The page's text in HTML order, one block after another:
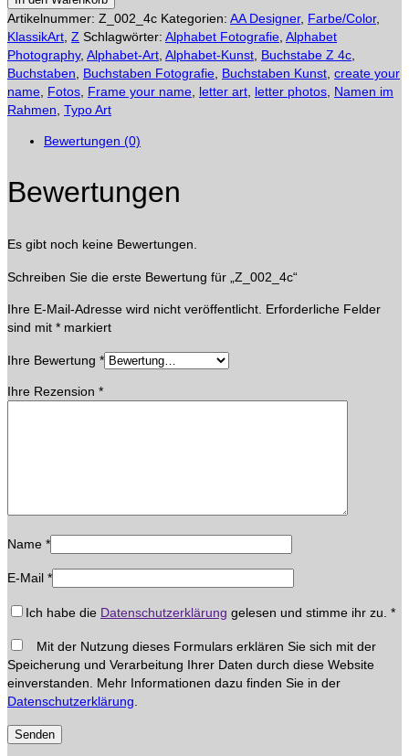
Artikelnummer: Z_002_4c Kategorien: AA Designer, Farbe/Color,
KlassikArt Z Schlagwörter: Alphabet Fotografie Alphabet
Photography, Alphabet-Art Alphabet-Kunst Buchstabe Z 4c
Buchstaben
Buchstaben Fotografie Buchstaben Kunst create your
name Fotos Frame your name letter art letter photos Namen im
Rahmen Typo Art
Bewertungen (0)
Bewertungen
Es gibt noch keine Bewertungen.
Schreiben Sie die erste Bewertung für „Z_002_4c“
Ihre E-Mail-Adresse wird nicht veröffentlicht. Erforderliche Felder
sind mit * markiert
Ihre Bewertung *
Ihre Rezension *
Name *
E-Mail *
Ich habe die Datenschutzerklärung gelesen und stimme ihr zu. *
Mit der Nutzung dieses Formulars erklären Sie sich mit der
Speicherung und Verarbeitung Ihrer Daten durch diese Website
einverstanden. Mehr Informationen dazu finden Sie in der
Datenschutzerklärung